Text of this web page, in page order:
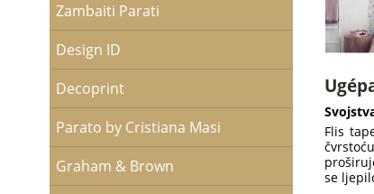
Flis
se
Zambaiti Parati
Design ID
Decoprint
Parato by Cristiana Masi
Graham & Brown